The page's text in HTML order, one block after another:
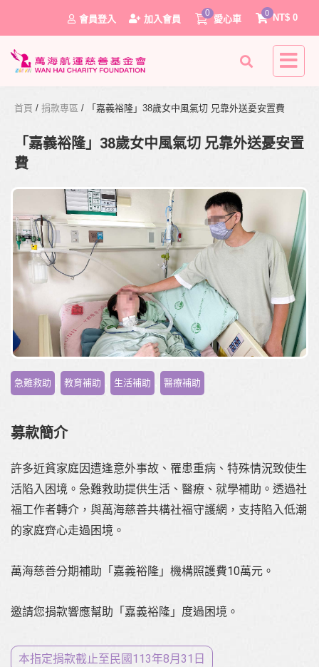
會員登入 加入會員
0
愛心車
0
NT$ 0
0
首頁 / 捐款專區 / 「嘉義裕隆」38歲女中風氣切 兄靠外送憂安置費
「嘉義裕隆」38歲女中風氣切 兄靠外送憂安置
費
急難救助 教育補助 生活補助 醫療補助
募款簡介
許多近貧家庭因遭逢意外事故、罹患重病、特殊情況致使生
活陷入困境。急難救助提供生活、醫療、就學補助。透過社
福工作者轉介，與萬海慈善共構社福守護網，支持陷入低潮
的家庭齊心走過困境。
萬海慈善分期補助「嘉義裕隆」機構照護費10萬元 。
邀請您捐款響應幫助「嘉義裕隆」度過困境。
本指定捐款截止至⺠國113年8月31日